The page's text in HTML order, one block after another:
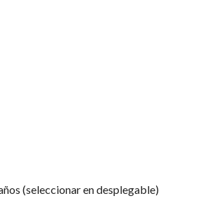
(seleccionar en desplegable)